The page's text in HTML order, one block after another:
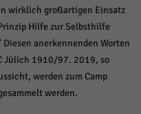
wirklich großartigen Einsatz
Hilfe zur Selbsthilfe
anerkennenden Worten
Jülich 1910/97. 2019, so
werden zum Camp
werden.
Datenschutzerklärung Impressum